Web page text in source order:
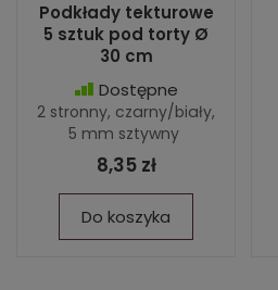
Podkłady tekturowe
5 sztuk pod torty Ø
30 cm
Dostępne
2 stronny, czarny/biały,
5 mm sztywny
8,35 zł
Do koszyka